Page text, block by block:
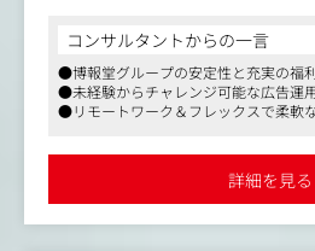
重もの要素を踏まえた仮説立案、
CAサイクルを回し、 広告の成果
の立案、運用を行っていきます。
Hakuhodo DY ONEが25年間培って
知見と、博報堂DYグループの持つ
コンサルタントからの一言
●博報堂グループの安定性と充実の福
●未経験からチャレンジ可能な広告運
●リモートワーク＆フレックスで柔軟
詳細を見る